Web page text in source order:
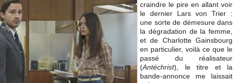
craindre le pire en allant voir
le dernier Lars von Trier :
une sorte de démesure dans
la dégradation de la femme,
et de Charlotte Gainsbourg
en particulier, voilà ce que le
passé du réalisateur
(Antéchrist), le titre et la
bande-annonce me laissait